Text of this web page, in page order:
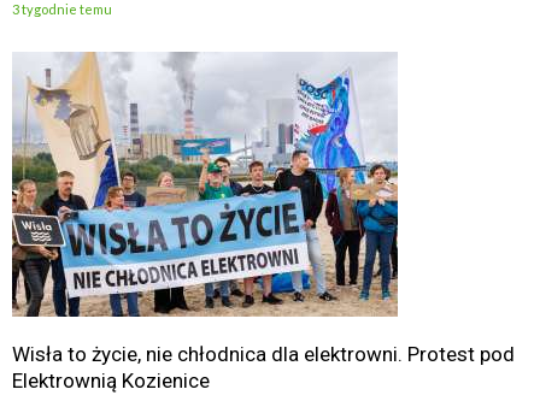
3 tygodnie temu
Wisła to życie, nie chłodnica dla elektrowni. Protest pod
Elektrownią Kozienice